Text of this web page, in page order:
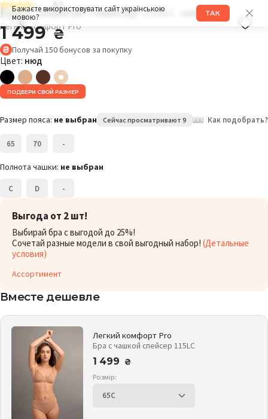
Бажаєте використовувати сайт українською
мовою?
ТАК
4.3
Бра с чашкой спейсер 115LC нюд
Легкий комфорт Pro
1 499₴
Получай 150бонусов за покупку
Цвет: нюд
ПОДБЕРИ СВОЙ РАЗМЕР
Размер пояса: не выбран Сейчас просматривают 9 Как подобрать?
65 70 -
Полнота чашки: не выбран
C D -
Выгода от 2 шт!
Выбирай бра с выгодой до 25%!
Сочетай разные модели в свой выгодный набор! (Детальные
условия)
Ассортимент
Вместе дешевле
Легкий комфорт Pro
Бра с чашкой спейсер 115LC
1 499
₴
Розмір: